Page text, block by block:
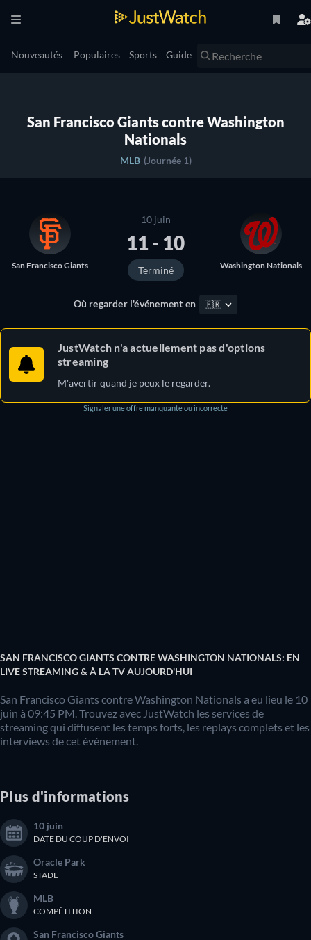
Nouveautés Populaires Sports Guide
San Francisco Giants contre Washington
Nationals
MLB (Journée 1)
San Francisco Giants
10 juin
11 - 10
Terminé Washington Nationals
Où regarder l'événement en 🇫🇷
JustWatch n'a actuellement pas d'options
streaming
M'avertir quand je peux le regarder.
Signaler une offre manquante ou incorrecte
SAN FRANCISCO GIANTS CONTRE WASHINGTON NATIONALS: EN
LIVE STREAMING & À LA TV AUJOURD'HUI
San Francisco Giants contre Washington Nationals a eu lieu le 10
juin à 09:45 PM. Trouvez avec JustWatch les services de
streaming qui diffusent les temps forts, les replays complets et les
interviews de cet événement.
Plus d'informations
10 juin
DATE DU COUP D'ENVOI
Oracle Park
STADE
MLB
COMPÉTITION
San Francisco Giants